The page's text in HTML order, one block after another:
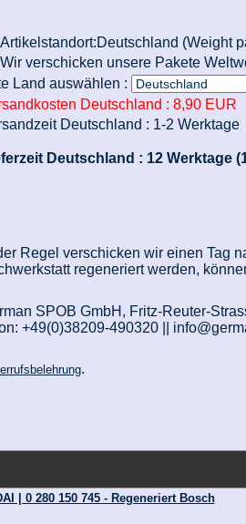
Artikelstandort:Deutschland (Weight
Wir verschicken unsere Pakete
Land auswählen :
Deutschland : 8,90 EUR
Deutschland : 1-2 Werktage
Deutschland : 12 Werktage
Regel verschicken wir einen Tag
regeneriert werden,
SPOB GmbH, Fritz-Reuter-
+49(0)38209-490320 ||
.
| 0 280 150 745 - Regeneriert Bosch